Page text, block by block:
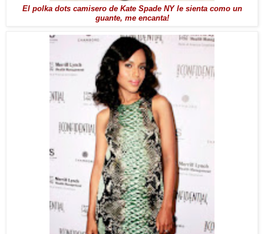
El polka dots camisero de Kate Spade NY le sienta como un
guante, me encanta!